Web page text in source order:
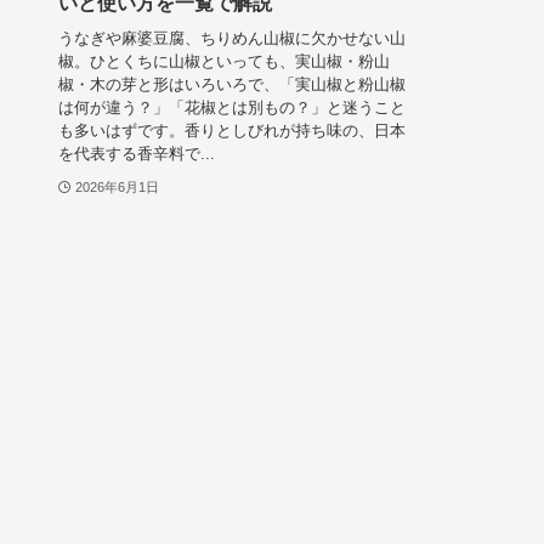
うなぎや麻婆豆腐、ちりめん山椒に欠かせない山
椒。ひとくちに山椒といっても、実山椒・粉山
椒・木の芽と形はいろいろで、「実山椒と粉山椒
は何が違う？」「花椒とは別もの？」と迷うこと
も多いはずです。香りとしびれが持ち味の、日本
を代表する香辛料で...
2026年6月1日